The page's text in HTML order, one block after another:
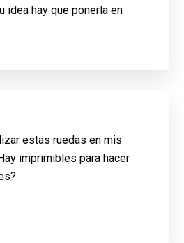
idea hay que ponerla en
estas ruedas en mis
imprimibles para hacer